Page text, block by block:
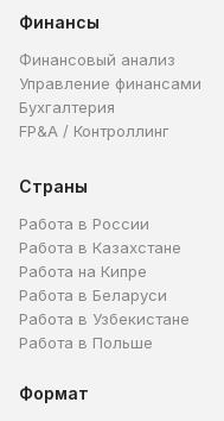
Финансы
Финансовый анализ
Управление финансами
Бухгалтерия
FP&A / Контроллинг
Страны
Работа в России
Работа в Казахстане
Работа на Кипре
Работа в Беларуси
Работа в Узбекистане
Работа в Польше
Формат